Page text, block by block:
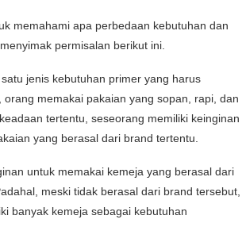
memahami apa perbedaan kebutuhan dan
permisalan berikut ini.
jenis kebutuhan primer yang harus
orang memakai pakaian yang sopan, rapi, dan
tertentu, seseorang memiliki keinginan
yang berasal dari brand tertentu.
untuk memakai kemeja yang berasal dari
meski tidak berasal dari brand tersebut,
banyak kemeja sebagai kebutuhan